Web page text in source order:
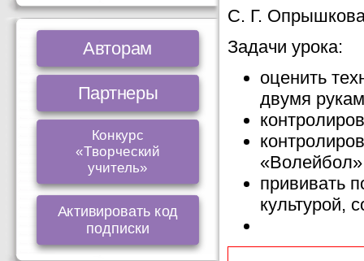
С. Г.
Задачи урока:
оценить
двумя
прививать
культурой,
Авторам
Партнеры
Конкурс
«Творческий
учитель»
Активировать код
подписки